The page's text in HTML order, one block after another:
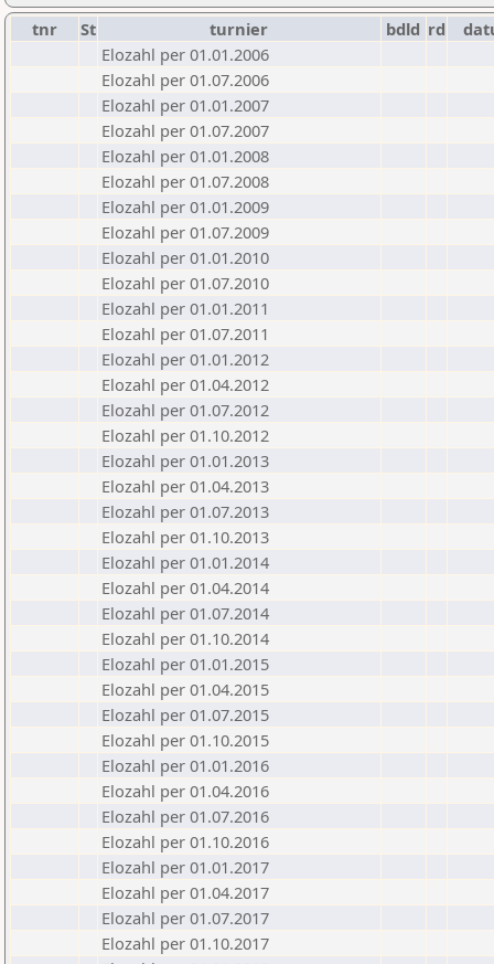
tnr St turnier bdld rd
Elozahl per 01.01.2006
Elozahl per 01.07.2006
Elozahl per 01.01.2007
Elozahl per 01.07.2007
Elozahl per 01.01.2008
Elozahl per 01.07.2008
Elozahl per 01.01.2009
Elozahl per 01.07.2009
Elozahl per 01.01.2010
Elozahl per 01.07.2010
Elozahl per 01.01.2011
Elozahl per 01.07.2011
Elozahl per 01.01.2012
Elozahl per 01.04.2012
Elozahl per 01.07.2012
Elozahl per 01.10.2012
Elozahl per 01.01.2013
Elozahl per 01.04.2013
Elozahl per 01.07.2013
Elozahl per 01.10.2013
Elozahl per 01.01.2014
Elozahl per 01.04.2014
Elozahl per 01.07.2014
Elozahl per 01.10.2014
Elozahl per 01.01.2015
Elozahl per 01.04.2015
Elozahl per 01.07.2015
Elozahl per 01.10.2015
Elozahl per 01.01.2016
Elozahl per 01.04.2016
Elozahl per 01.07.2016
Elozahl per 01.10.2016
Elozahl per 01.01.2017
Elozahl per 01.04.2017
Elozahl per 01.07.2017
Elozahl per 01.10.2017